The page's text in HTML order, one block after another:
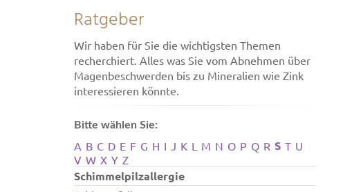
Ratgeber
Wir haben für Sie die wichtigsten Themen
recherchiert. Alles was Sie vom Abnehmen über
Magenbeschwerden bis zu Mineralien wie Zink
interessieren könnte.
Bitte wählen Sie:
A B C D E F G H I J K L M N O P Q R S T U
V W X Y Z
Schimmelpilzallergie